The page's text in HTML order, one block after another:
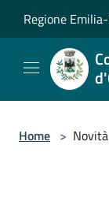
Regione
Home > Novità